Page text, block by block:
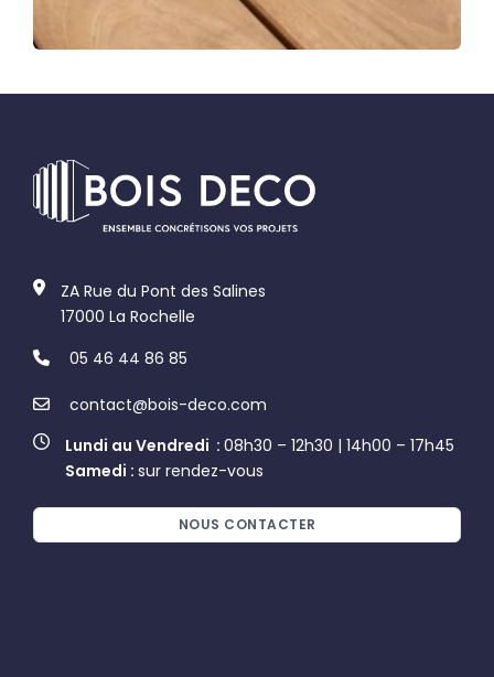
ZA Rue du Pont des Salines
17000 La Rochelle
05 46 44 86 85
contact@bois-deco.com
Lundi au Vendredi : 08h30 – 12h30 | 14h00 – 17h45
Samedi : sur rendez-vous
NOUS CONTACTER